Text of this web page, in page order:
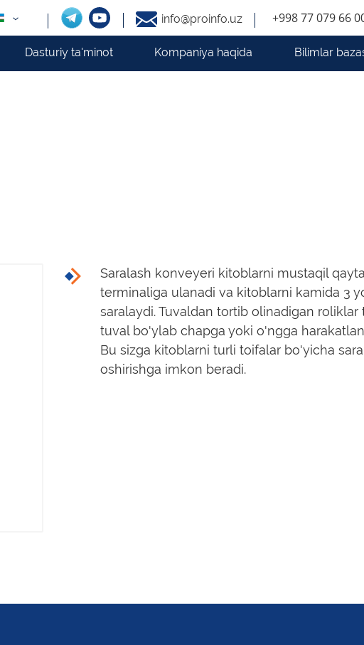
info@proinfo.uz +998 77 079 66
Dasturiy ta'minot Kompaniya haqida Bilimlar
Saralash konveyeri kitoblarni mustaqil
terminaliga ulanadi va kitoblarni kamida 3
saralaydi. Tuvaldan tortib olinadigan
tuval bo'ylab chapga yoki o'ngga
Bu sizga kitoblarni turli toifalar bo'yicha
oshirishga imkon beradi.